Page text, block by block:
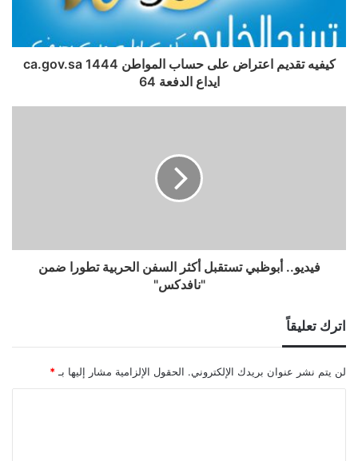
كيفيه تقديم اعتراض على حساب المواطن 1444 ca.gov.sa
ايداع الدفعة 64
فيديو.. أبوظبي تستقبل أكثر السفن الحربية تطورا ضمن
"نافدكس"
اترك تعليقاً
لن يتم نشر عنوان بريدك الإلكتروني. الحقول الإلزامية مشار إليها بـ *